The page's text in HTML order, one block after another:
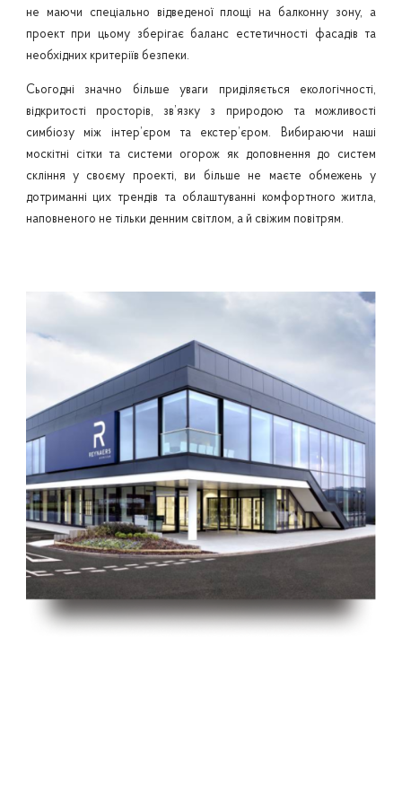
не маючи спеціально відведеної площі на балконну зону, а
проект при цьому зберігає баланс естетичності фасадів та
необхідних критеріїв безпеки.
Сьогодні значно більше уваги приділяється екологічності,
відкритості просторів, зв’язку з природою та можливості
симбіозу між інтер’єром та екстер’єром. Вибираючи наші
москітні сітки та системи огорож як доповнення до систем
скління у своєму проекті, ви більше не маєте обмежень у
дотриманні цих трендів та облаштуванні комфортного житла,
наповненого не тільки денним світлом, а й свіжим повітрям.